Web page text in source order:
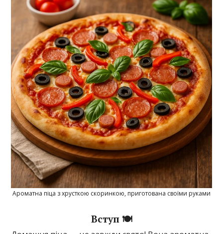
Ароматна піца з хрусткою скоринкою, приготована своїми руками
Вступ 🍽️